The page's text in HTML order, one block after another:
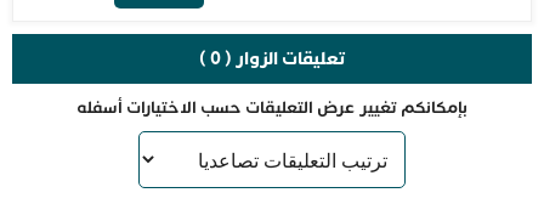
تعليقات الزوار ( 0 )
بإمكانكم تغيير عرض التعليقات حسب الاختيارات أسفله